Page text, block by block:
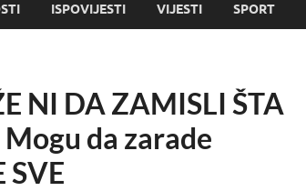
ISPOVIJESTI VIJESTI SPORT
NI DA ZAMISLI ŠTA
da zarade